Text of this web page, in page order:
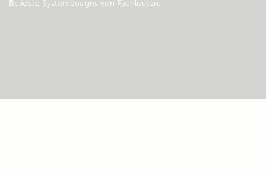
Beliebte Systemdesigns von Fachleuten.